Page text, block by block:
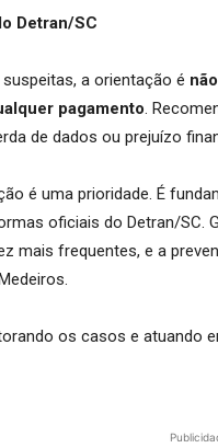
Detran/SC
a orientação é
pagamento.
de dados ou prejuízo
é uma prioridade. É
oficiais do Detran/SC.
mais frequentes, e a
os casos e atuando